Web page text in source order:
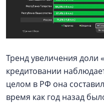
Тренд увеличения доли
кредитовании
целом в РФ она
время как год назад